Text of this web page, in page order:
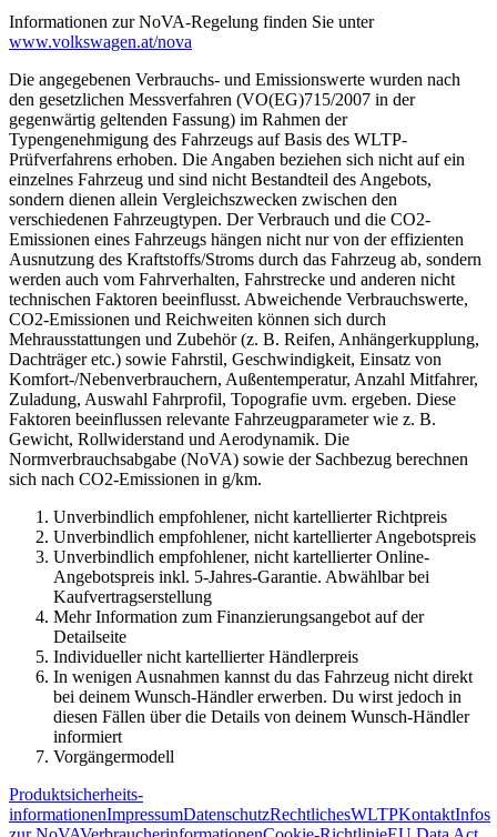
Informationen zur NoVA-Regelung finden Sie unter
www.volkswagen.at/nova
Die angegebenen Verbrauchs- und Emissionswerte wurden nach
den gesetzlichen Messverfahren (VO(EG)715/2007 in der
gegenwärtig geltenden Fassung) im Rahmen der
Typengenehmigung des Fahrzeugs auf Basis des WLTP-
Prüfverfahrens erhoben. Die Angaben beziehen sich nicht auf ein
einzelnes Fahrzeug und sind nicht Bestandteil des Angebots,
sondern dienen allein Vergleichszwecken zwischen den
verschiedenen Fahrzeugtypen. Der Verbrauch und die CO2-
Emissionen eines Fahrzeugs hängen nicht nur von der effizienten
Ausnutzung des Kraftstoffs/Stroms durch das Fahrzeug ab, sondern
werden auch vom Fahrverhalten, Fahrstrecke und anderen nicht
technischen Faktoren beeinflusst. Abweichende Verbrauchswerte,
CO2-Emissionen und Reichweiten können sich durch
Mehrausstattungen und Zubehör (z. B. Reifen, Anhängerkupplung,
Dachträger etc.) sowie Fahrstil, Geschwindigkeit, Einsatz von
Komfort-/Nebenverbrauchern, Außentemperatur, Anzahl Mitfahrer,
Zuladung, Auswahl Fahrprofil, Topografie uvm. ergeben. Diese
Faktoren beeinflussen relevante Fahrzeugparameter wie z. B.
Gewicht, Rollwiderstand und Aerodynamik. Die
Normverbrauchsabgabe (NoVA) sowie der Sachbezug berechnen
sich nach CO2-Emissionen in g/km.
Unverbindlich empfohlener, nicht kartellierter Richtpreis
Unverbindlich empfohlener, nicht kartellierter Angebotspreis
Unverbindlich empfohlener, nicht kartellierter Online-
Angebotspreis inkl. 5-Jahres-Garantie. Abwählbar bei
Kaufvertragserstellung
Mehr Information zum Finanzierungsangebot auf der
Detailseite
Individueller nicht kartellierter Händlerpreis
In wenigen Ausnahmen kannst du das Fahrzeug nicht direkt
bei deinem Wunsch-Händler erwerben. Du wirst jedoch in
diesen Fällen über die Details von deinem Wunsch-Händler
informiert
Vorgängermodell
Produkt­sicherheits­
informationenImpressumDatenschutzRechtlichesWLTPKontaktInfos